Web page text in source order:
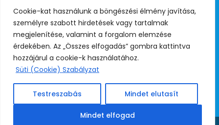
Cookie-kat használunk a böngészési élmény javítása,
személyre szabott hirdetések vagy tartalmak
megjelenítése, valamint a forgalom elemzése
érdekében. Az „Összes elfogadás” gombra kattintva
hozzájárul a cookie-k használatához.
Süti (Cookie) Szabályzat
Testreszabás Mindet elutasít
Mindet elfogad
Adatkezelési tájékoztató
© Copyright Független Rendőr
Szakszervezet
Weboldal:Juda